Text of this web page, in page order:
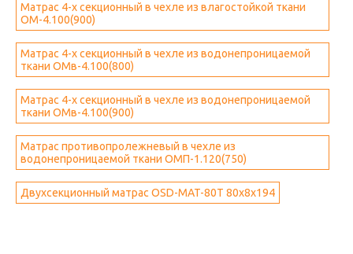
Матрас 4-х секционный в чехле из влагостойкой ткани
ОМ-4.100(900)
Матрас 4-х секционный в чехле из водонепроницаемой
ткани ОМв-4.100(800)
Матрас 4-х секционный в чехле из водонепроницаемой
ткани ОМв-4.100(900)
Матрас противопролежневый в чехле из
водонепроницаемой ткани ОМП-1.120(750)
Двухсекционный матрас OSD-MAT-80T 80x8x194